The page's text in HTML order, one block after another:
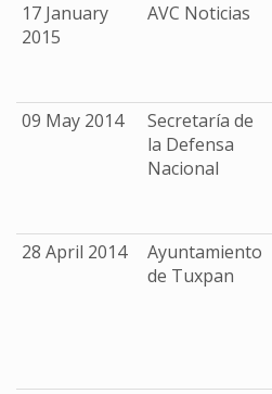
17 January
2015
AVC Noticias
09 May 2014
Secretaría de
la Defensa
Nacional
28 April 2014
Ayuntamiento
de Tuxpan